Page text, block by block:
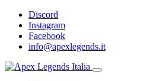
Discord
Instagram
Facebook
info@apexlegends.it